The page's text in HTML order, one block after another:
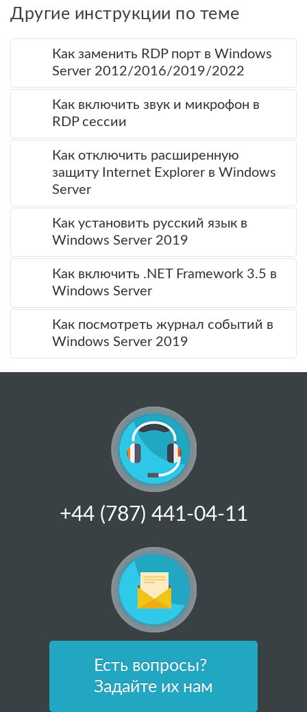
Другие инструкции по теме
Как заменить RDP порт в Windows
Server 2012/2016/2019/2022
Как включить звук и микрофон в
RDP сессии
Как отключить расширенную
защиту Internet Explorer в Windows
Server
Как установить русский язык в
Windows Server 2019
Как включить .NET Framework 3.5 в
Windows Server
Как посмотреть журнал событий в
Windows Server 2019
+44 (787) 441-04-11
Есть вопросы?
Задайте их нам